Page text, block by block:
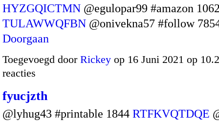
HYZGQICTMN @egulopar99 #amazon
TULAWWQFBN @onivekna57 #follow
Doorgaan
Toegevoegd door Rickey op 16 Juni 2021 op
reacties
fyucjzth
@lyhug43 #printable 1844 RTFKVQTDQE